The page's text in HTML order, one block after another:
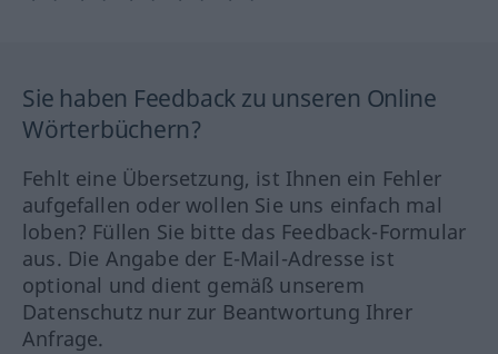
Sie haben Feedback zu unseren Online
Wörterbüchern?
Fehlt eine Übersetzung, ist Ihnen ein Fehler
aufgefallen oder wollen Sie uns einfach mal
loben? Füllen Sie bitte das Feedback-Formular
aus. Die Angabe der E-Mail-Adresse ist
optional und dient gemäß unserem
Datenschutz nur zur Beantwortung Ihrer
Anfrage.